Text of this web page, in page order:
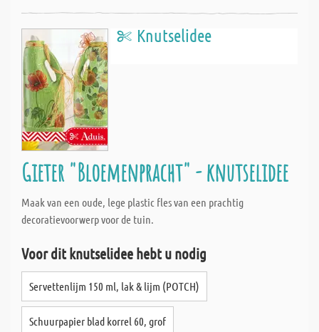
Knutselidee
Gieter "Bloemenpracht" - knutselidee
Maak van een oude, lege plastic fles van een prachtig
decoratievoorwerp voor de tuin.
Voor dit knutselidee hebt u nodig
Servettenlijm 150 ml, lak & lijm (POTCH)
Schuurpapier blad korrel 60, grof